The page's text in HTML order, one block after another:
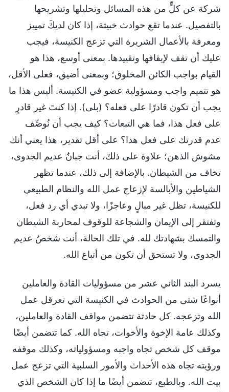
شركة عن كلٍّ من هذه المسائل وتحليلها وتشريحها
بالتفصيل. عندما تقع حوادث خبيثة، إذا كان لديكَ تمييز
ومعرفة بالأعمال الشريرة التي تزعج الكنيسة، فيجب
عليك أن تقف لإيقافها وتقييدها. بمعنى أوسع، هذا هو
القيام بواجب الكائن المخلوق؛ وبمعنى أضيق، فعلى الأقل،
هو تتميم واجب ومسؤولية عضو في الكنيسة. أليس هذا ما
يجب أن تكون قادرًا على فعله؟ (بلى). إذا كنتَ غير قادرٍ
على فعل هذا، فما هي التبعات؟ كيف يجب أن نُوصِّف
عدم قدرتك على فعل هذا؟ على أقل تقدير، هذا يعني أنك
مشوش الذهن؛ علاوة على ذلك، أنت جبانٌ عديم الجدوى،
تخاف من الشيطان. بالإضافة إلى ذلك، عندما تظهر
الشياطين والأبالسة لإزعاج عمل الله والنظام الطبيعي
للكنيسة، تظل غير مبالٍ وعاجزًا، ولا تبدي أي رد فعل،
وتفتقر إلى الإيمان والشجاعة للوقوف لمحاربة الشيطان
والتمسك بشهادتك لله. في تلك الحالة، أنت شخصٌ عديم
الجدوى، ولا تستحق أن تكون من أتباع الله.
يسرد البند الثاني عشر من مسؤوليات القادة والعاملين
أنواعًا شتى من الحوادث في الكنيسة التي تعرقل عمل
الله وتزعجه. كل حادثة تتضمن مواقف القادة والعاملين،
وكذلك عامة الإخوة والأخوات، تجاه الله. كما تتضمن أيضًا
موقف كل شخص تجاه واجبه ومسؤولياته، وكذلك موقفه
ورؤيته تجاه هذه الأحداث والأمور السلبية التي تزعج عمل
بيت الله. وبالطبع، تتضمن أيضًا ما إذا كان الشخص الذي